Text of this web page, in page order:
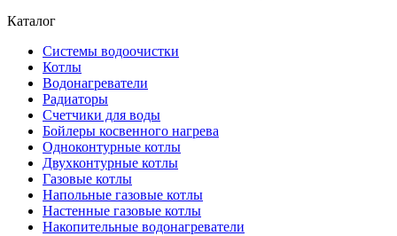
Каталог
Системы водоочистки
Котлы
Водонагреватели
Радиаторы
Cчетчики для воды
Бойлеры косвенного нагрева
Одноконтурные котлы
Двухконтурные котлы
Газовые котлы
Напольные газовые котлы
Настенные газовые котлы
Накопительные водонагреватели